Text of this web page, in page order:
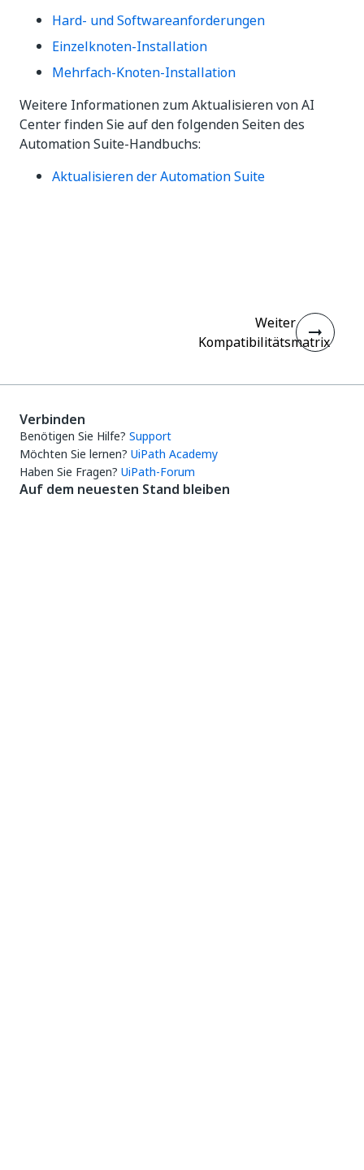
Hard- und Softwareanforderungen
Einzelknoten-Installation
Mehrfach-Knoten-Installation
Weitere Informationen zum Aktualisieren von AI
Center finden Sie auf den folgenden Seiten des
Automation Suite-Handbuchs:
Aktualisieren der Automation Suite
Weiter
Kompatibilitätsmatrix
Verbinden
Benötigen Sie Hilfe? Support
Möchten Sie lernen? UiPath Academy
Haben Sie Fragen? UiPath-Forum
Auf dem neuesten Stand bleiben